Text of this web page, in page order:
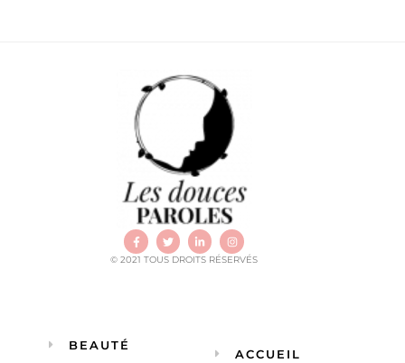
© 2021 TOUS DROITS RÉSERVÉS
BEAUTÉ
ACCUEIL